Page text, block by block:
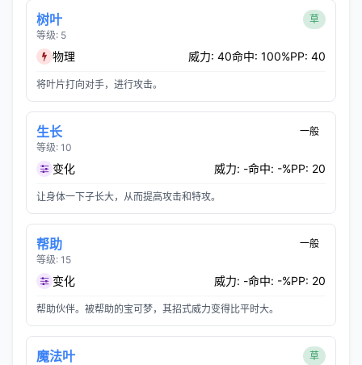
树叶
等级: 5
草
物理 威力: 40命中: 100%PP: 40
将叶片打向对手，进行攻击。
生长
等级: 10
一般
变化 威力: -命中: -%PP: 20
让身体一下子长大，从而提高攻击和特攻。
帮助
等级: 15
一般
变化 威力: -命中: -%PP: 20
帮助伙伴。被帮助的宝可梦，其招式威力变得比平时大。
魔法叶 草